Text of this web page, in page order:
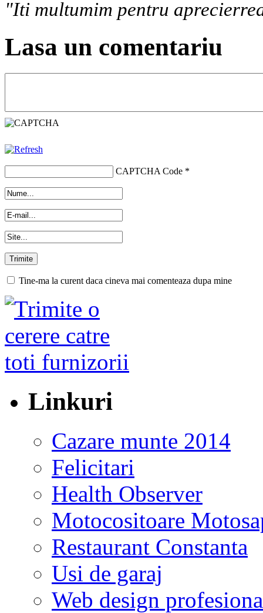
"Iti multumim pentru
Lasa un comentariu
CAPTCHA Code *
Tine-ma la curent daca cineva mai comenteaza dupa mine
Linkuri
Cazare munte 2014
Felicitari
Health Observer
Motocositoare
Restaurant Constanta
Usi de garaj
Web design